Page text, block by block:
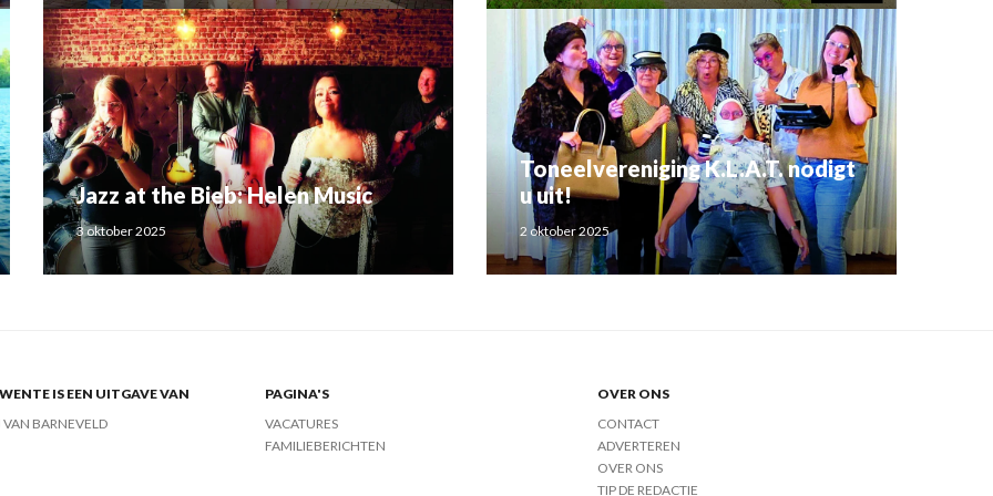
Jazz at the Bieb: Helen Music
3 oktober 2025
Toneelvereniging K.L.A.T. nodigt
u uit!
2 oktober 2025
IS EEN UITGAVE VAN
VAN BARNEVELD
PAGINA'S
VACATURES
FAMILIEBERICHTEN
OVER ONS
CONTACT
ADVERTEREN
OVER ONS
TIP DE REDACTIE